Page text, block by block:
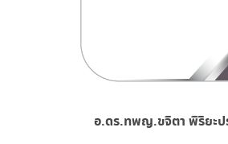
อ.ดร.ทพญ.ขจิตา พิริยะป